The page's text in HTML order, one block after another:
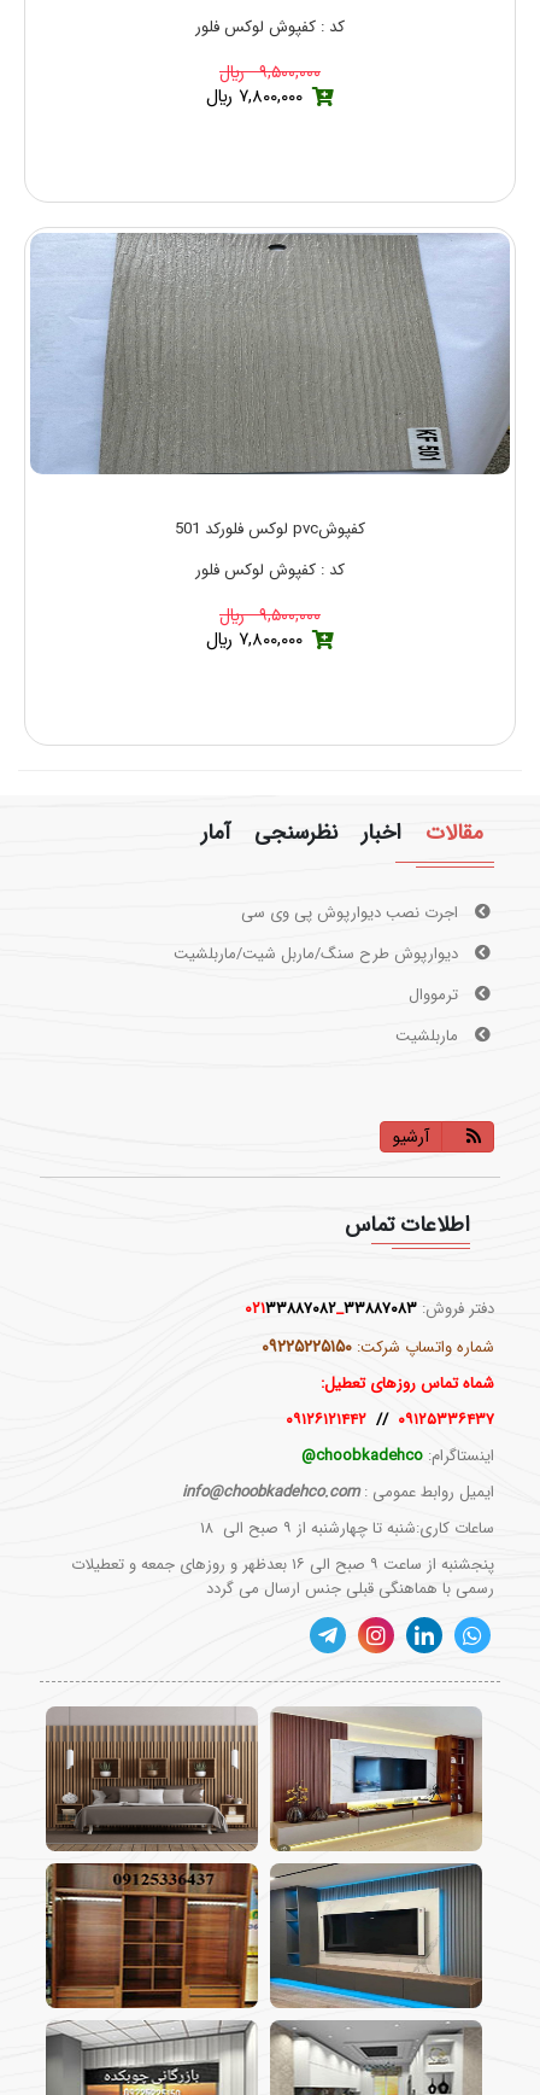
کد : کفپوش لوکس فلور
۹,۵۰۰,۰۰۰ ريال
۷,۸۰۰,۰۰۰ ريال
کفپوشpvc لوکس فلورکد 501
کد : کفپوش لوکس فلور
۹,۵۰۰,۰۰۰ ريال
۷,۸۰۰,۰۰۰ ريال
مقالات اخبار نظرسنجی آمار
اجرت نصب دیوارپوش پی وی سی
دیوارپوش طرح سنگ/ماربل شیت/ماربلشیت
ترمووال
ماربلشیت
آرشیو
اطلاعات تماس
دفتر فروش: ۳۳۸۸۷۰۸۳_۰۲۱۳۳۸۸۷۰۸۲
شماره واتساپ شرکت: ۰۹۲۲۵۲۲۵۱۵۰
شماه تماس روزهای تعطیل:
۰۹۱۲۵۳۳۶۴۳۷ //
اینستاگرام: choobkadehco@
ایمیل روابط عمومی : info@choobkadehco.com
ساعات کاری:شنبه تا چهارشنبه از ۹ صبح الی ۱۸
پنجشنبه از ساعت ۹ صبح الی ۱۶ بعدظهر و روزهای جمعه و تعطیلات
رسمی با هماهنگی قبلی جنس ارسال می گردد